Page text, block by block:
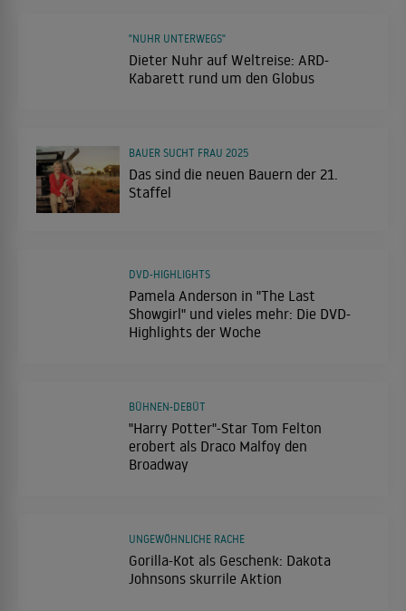
Dieter Nuhr auf Weltreise: ARD-
Kabarett rund um den Globus
"NUHR UNTERWEGS"
Das sind die neuen Bauern der 21.
Staffel
BAUER SUCHT FRAU 2025
Pamela Anderson in "The Last
Showgirl" und vieles mehr: Die DVD-
Highlights der Woche
DVD-HIGHLIGHTS
"Harry Potter"-Star Tom Felton
erobert als Draco Malfoy den
Broadway
BÜHNEN-DEBÜT
Gorilla-Kot als Geschenk: Dakota
Johnsons skurrile Aktion
UNGEWÖHNLICHE RACHE